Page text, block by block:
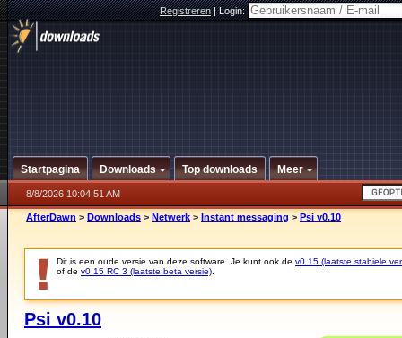
Registreren|Login:
Startpagina Downloads Top downloads Meer
8/8/2026 10:04:51 AM
AfterDawn > Downloads > Netwerk > Instant messaging > Psi v0.10
Dit is een oude versie van deze software. Je kunt ook de v0.15 (laatste stabiele
of de v0.15 RC 3 (laatste beta versie)
Psi v0.10